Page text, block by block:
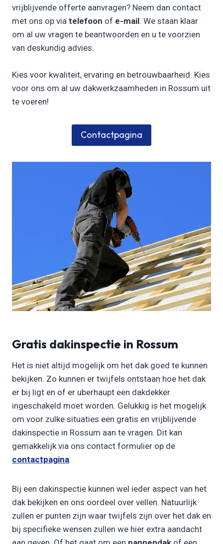
vrijblijvende offerte aanvragen? Neem dan contact
met ons op via telefoon of e-mail. We staan klaar
om al uw vragen te beantwoorden en u te voorzien
van deskundig advies.
Kies voor kwaliteit, ervaring en betrouwbaarheid. Kies
voor ons om al uw dakwerkzaamheden in Rossum uit
te voeren!
Contactpagina
Gratis dakinspectie in Rossum
Het is niet altijd mogelijk om het dak goed te kunnen
bekijken. Zo kunnen er twijfels ontstaan hoe het dak
er bij ligt en of er uberhaupt een dakdekker
ingeschakeld moet worden. Gelukkig is het mogelijk
om voor zulke situaties een gratis en vrijblijvende
dakinspectie in Rossum aan te vragen. Dit kan
gemakkelijk via ons contact formulier op de
contactpagina.
Bij een dakinspectie kunnen wel ieder aspect van het
dak bekijken en ons oordeel over vellen. Natuurlijk
zullen er punten zijn waar twijfels zijn over het dak en
bij specifieke wensen zullen we hier extra aandacht